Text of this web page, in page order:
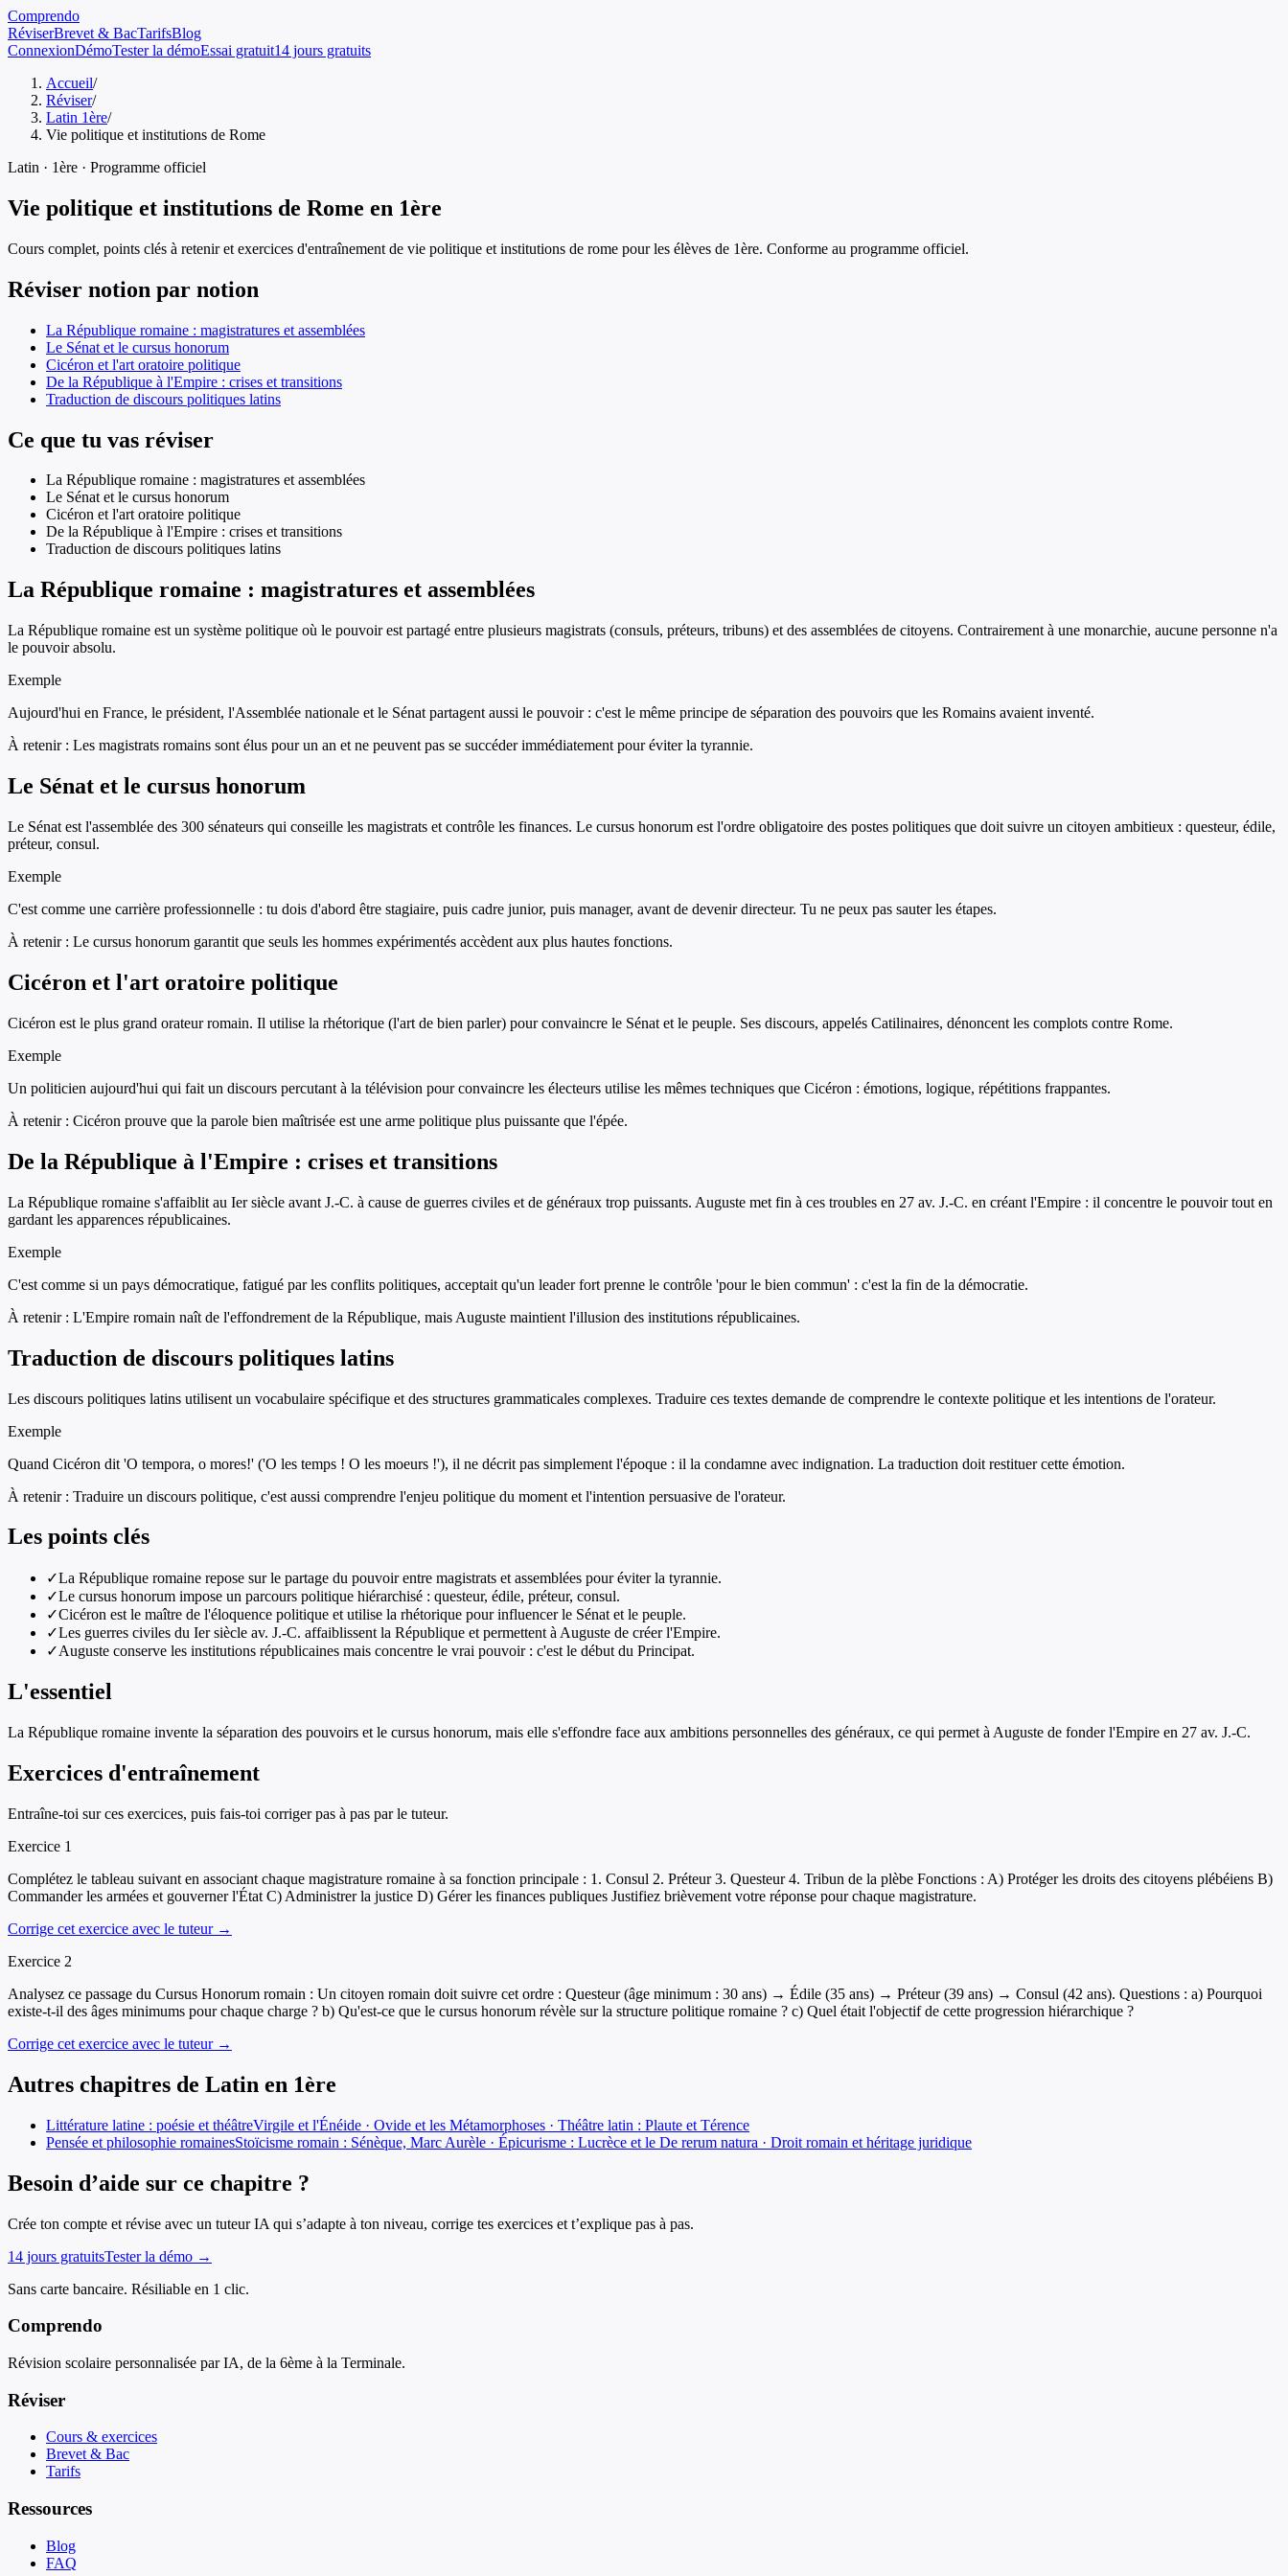
Comprendo
RéviserBrevet & BacTarifsBlog
ConnexionDémoTester la démoEssai gratuit14 jours gratuits
Accueil/
Réviser/
Latin 1ère/
Vie politique et institutions de Rome
Latin · 1ère · Programme officiel
Vie politique et institutions de Rome en 1ère
Cours complet, points clés à retenir et exercices d'entraînement de vie politique et institutions de rome pour les élèves de 1ère. Conforme au programme officiel.
Réviser notion par notion
La République romaine : magistratures et assemblées
Le Sénat et le cursus honorum
Cicéron et l'art oratoire politique
De la République à l'Empire : crises et transitions
Traduction de discours politiques latins
Ce que tu vas réviser
La République romaine : magistratures et assemblées
Le Sénat et le cursus honorum
Cicéron et l'art oratoire politique
De la République à l'Empire : crises et transitions
Traduction de discours politiques latins
La République romaine : magistratures et assemblées
La République romaine est un système politique où le pouvoir est partagé entre plusieurs magistrats (consuls, préteurs, tribuns) et des assemblées de citoyens. Contrairement à une monarchie, aucune personne n'a
le pouvoir absolu.
Exemple
Aujourd'hui en France, le président, l'Assemblée nationale et le Sénat partagent aussi le pouvoir : c'est le même principe de séparation des pouvoirs que les Romains avaient inventé.
À retenir : Les magistrats romains sont élus pour un an et ne peuvent pas se succéder immédiatement pour éviter la tyrannie.
Le Sénat et le cursus honorum
Le Sénat est l'assemblée des 300 sénateurs qui conseille les magistrats et contrôle les finances. Le cursus honorum est l'ordre obligatoire des postes politiques que doit suivre un citoyen ambitieux : questeur, édile,
préteur, consul.
Exemple
C'est comme une carrière professionnelle : tu dois d'abord être stagiaire, puis cadre junior, puis manager, avant de devenir directeur. Tu ne peux pas sauter les étapes.
À retenir : Le cursus honorum garantit que seuls les hommes expérimentés accèdent aux plus hautes fonctions.
Cicéron et l'art oratoire politique
Cicéron est le plus grand orateur romain. Il utilise la rhétorique (l'art de bien parler) pour convaincre le Sénat et le peuple. Ses discours, appelés Catilinaires, dénoncent les complots contre Rome.
Exemple
Un politicien aujourd'hui qui fait un discours percutant à la télévision pour convaincre les électeurs utilise les mêmes techniques que Cicéron : émotions, logique, répétitions frappantes.
À retenir : Cicéron prouve que la parole bien maîtrisée est une arme politique plus puissante que l'épée.
De la République à l'Empire : crises et transitions
La République romaine s'affaiblit au Ier siècle avant J.-C. à cause de guerres civiles et de généraux trop puissants. Auguste met fin à ces troubles en 27 av. J.-C. en créant l'Empire : il concentre le pouvoir tout en
gardant les apparences républicaines.
Exemple
C'est comme si un pays démocratique, fatigué par les conflits politiques, acceptait qu'un leader fort prenne le contrôle 'pour le bien commun' : c'est la fin de la démocratie.
À retenir : L'Empire romain naît de l'effondrement de la République, mais Auguste maintient l'illusion des institutions républicaines.
Traduction de discours politiques latins
Les discours politiques latins utilisent un vocabulaire spécifique et des structures grammaticales complexes. Traduire ces textes demande de comprendre le contexte politique et les intentions de l'orateur.
Exemple
Quand Cicéron dit 'O tempora, o mores!' ('O les temps ! O les moeurs !'), il ne décrit pas simplement l'époque : il la condamne avec indignation. La traduction doit restituer cette émotion.
À retenir : Traduire un discours politique, c'est aussi comprendre l'enjeu politique du moment et l'intention persuasive de l'orateur.
Les points clés
✓La République romaine repose sur le partage du pouvoir entre magistrats et assemblées pour éviter la tyrannie.
✓Le cursus honorum impose un parcours politique hiérarchisé : questeur, édile, préteur, consul.
✓Cicéron est le maître de l'éloquence politique et utilise la rhétorique pour influencer le Sénat et le peuple.
✓Les guerres civiles du Ier siècle av. J.-C. affaiblissent la République et permettent à Auguste de créer l'Empire.
✓Auguste conserve les institutions républicaines mais concentre le vrai pouvoir : c'est le début du Principat.
L'essentiel
La République romaine invente la séparation des pouvoirs et le cursus honorum, mais elle s'effondre face aux ambitions personnelles des généraux, ce qui permet à Auguste de fonder l'Empire en 27 av. J.-C.
Exercices d'entraînement
Entraîne-toi sur ces exercices, puis fais-toi corriger pas à pas par le tuteur.
Exercice 1
Complétez le tableau suivant en associant chaque magistrature romaine à sa fonction principale : 1. Consul 2. Préteur 3. Questeur 4. Tribun de la plèbe Fonctions : A) Protéger les droits des citoyens plébéiens B)
Commander les armées et gouverner l'État C) Administrer la justice D) Gérer les finances publiques Justifiez brièvement votre réponse pour chaque magistrature.
Corrige cet exercice avec le tuteur →
Exercice 2
Analysez ce passage du Cursus Honorum romain : Un citoyen romain doit suivre cet ordre : Questeur (âge minimum : 30 ans) → Édile (35 ans) → Préteur (39 ans) → Consul (42 ans). Questions : a) Pourquoi
existe-t-il des âges minimums pour chaque charge ? b) Qu'est-ce que le cursus honorum révèle sur la structure politique romaine ? c) Quel était l'objectif de cette progression hiérarchique ?
Corrige cet exercice avec le tuteur →
Autres chapitres de Latin en 1ère
Littérature latine : poésie et théâtreVirgile et l'Énéide · Ovide et les Métamorphoses · Théâtre latin : Plaute et Térence
Pensée et philosophie romainesStoïcisme romain : Sénèque, Marc Aurèle · Épicurisme : Lucrèce et le De rerum natura · Droit romain et héritage juridique
Besoin d’aide sur ce chapitre ?
Crée ton compte et révise avec un tuteur IA qui s’adapte à ton niveau, corrige tes exercices et t’explique pas à pas.
14 jours gratuitsTester la démo →
Sans carte bancaire. Résiliable en 1 clic.
Comprendo
Révision scolaire personnalisée par IA, de la 6ème à la Terminale.
Réviser
Cours & exercices
Brevet & Bac
Tarifs
Ressources
Blog
FAQ